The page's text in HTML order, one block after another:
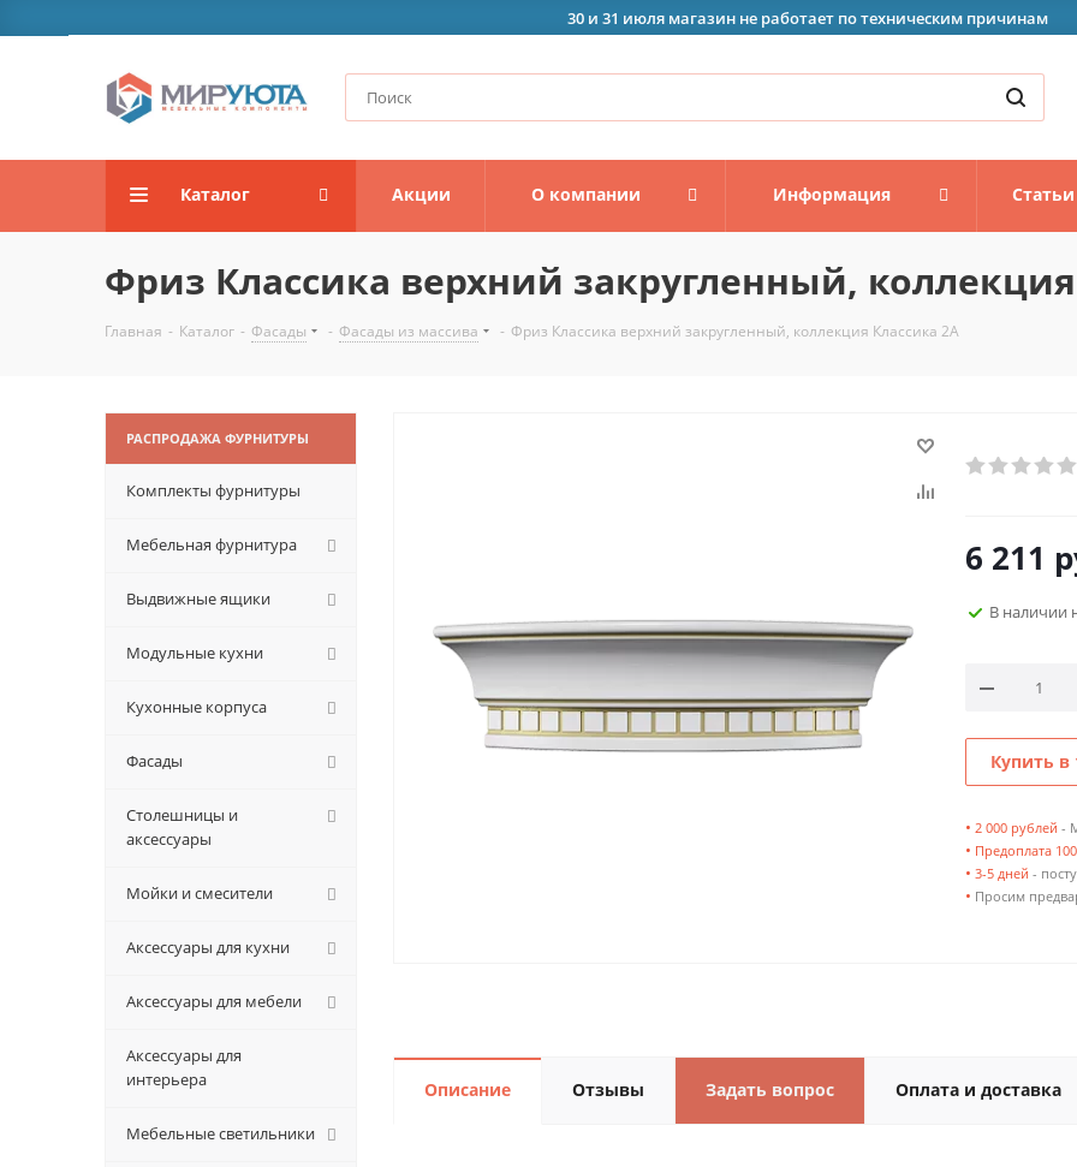
30 и 31 июля магазин не работает по техническим причинам
Каталог Акции О компании Информация Статьи
Фриз Классика верхний закругленный,
Главная - Каталог - Фасады - Фасады из массива - Фриз Классика верхний закругленный, коллекция Классика 2А
6 211
В наличии
Купить в
• 2 000 рублей -
• Предоплата
• 3-5 дней -
• Просим
Описание Отзывы Задать вопрос Оплата и доставка
РАСПРОДАЖА ФУРНИТУРЫ
Комплекты фурнитуры
Мебельная фурнитура
Выдвижные ящики
Модульные кухни
Кухонные корпуса
Фасады
Столешницы и
аксессуары
Мойки и смесители
Аксессуары для кухни
Аксессуары для мебели
Аксессуары для
интерьера
Мебельные светильники